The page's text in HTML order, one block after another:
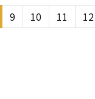
第 8 頁，共 113 頁
9 10 11 12